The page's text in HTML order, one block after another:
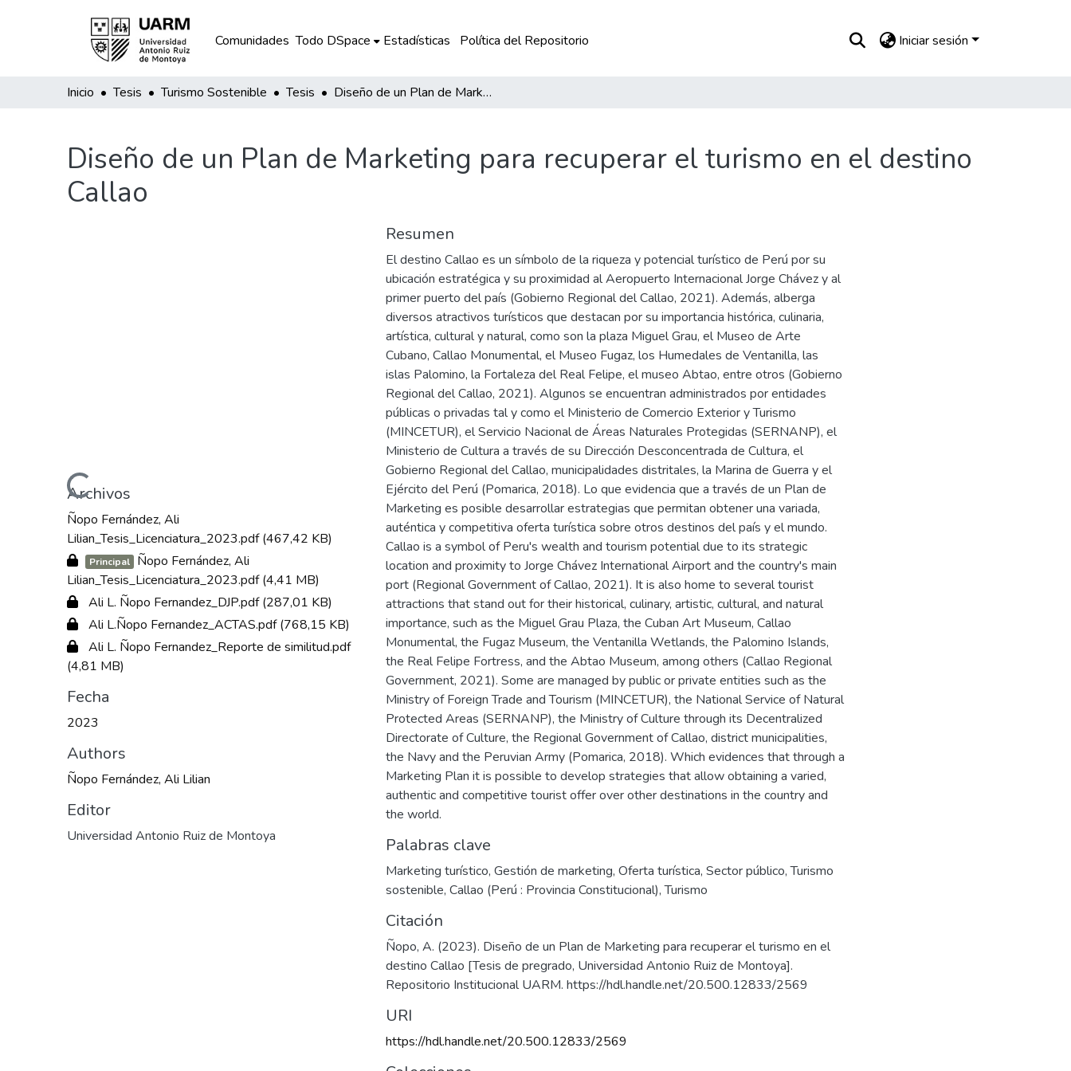
Comunidades Todo DSpace Estadísticas Política del Repositorio Iniciar sesión
Inicio Tesis Turismo Sostenible Tesis Diseño de un Plan de Marketing para recuperar el turismo en el destino Callao
Diseño de un Plan de Marketing para recuperar el turismo en el destino
Callao
Cargando...
Archivos
Ñopo Fernández, Ali
Lilian_Tesis_Licenciatura_2023.pdf(467,42 KB)
Principal Ñopo Fernández, Ali
Lilian_Tesis_Licenciatura_2023.pdf(4,41 MB)
Ali L. Ñopo Fernandez_DJP.pdf(287,01 KB)
Ali L.Ñopo Fernandez_ACTAS.pdf(768,15 KB)
Ali L. Ñopo Fernandez_Reporte de similitud.pdf
(4,81 MB)
Fecha
2023
Authors
Ñopo Fernández, Ali Lilian
Editor
Universidad Antonio Ruiz de Montoya
Resumen
El destino Callao es un símbolo de la riqueza y potencial turístico de Perú por su
ubicación estratégica y su proximidad al Aeropuerto Internacional Jorge Chávez y al
primer puerto del país (Gobierno Regional del Callao, 2021). Además, alberga
diversos atractivos turísticos que destacan por su importancia histórica, culinaria,
artística, cultural y natural, como son la plaza Miguel Grau, el Museo de Arte
Cubano, Callao Monumental, el Museo Fugaz, los Humedales de Ventanilla, las
islas Palomino, la Fortaleza del Real Felipe, el museo Abtao, entre otros (Gobierno
Regional del Callao, 2021). Algunos se encuentran administrados por entidades
públicas o privadas tal y como el Ministerio de Comercio Exterior y Turismo
(MINCETUR), el Servicio Nacional de Áreas Naturales Protegidas (SERNANP), el
Ministerio de Cultura a través de su Dirección Desconcentrada de Cultura, el
Gobierno Regional del Callao, municipalidades distritales, la Marina de Guerra y el
Ejército del Perú (Pomarica, 2018). Lo que evidencia que a través de un Plan de
Marketing es posible desarrollar estrategias que permitan obtener una variada,
auténtica y competitiva oferta turística sobre otros destinos del país y el mundo.
Callao is a symbol of Peru's wealth and tourism potential due to its strategic
location and proximity to Jorge Chávez International Airport and the country's main
port (Regional Government of Callao, 2021). It is also home to several tourist
attractions that stand out for their historical, culinary, artistic, cultural, and natural
importance, such as the Miguel Grau Plaza, the Cuban Art Museum, Callao
Monumental, the Fugaz Museum, the Ventanilla Wetlands, the Palomino Islands,
the Real Felipe Fortress, and the Abtao Museum, among others (Callao Regional
Government, 2021). Some are managed by public or private entities such as the
Ministry of Foreign Trade and Tourism (MINCETUR), the National Service of Natural
Protected Areas (SERNANP), the Ministry of Culture through its Decentralized
Directorate of Culture, the Regional Government of Callao, district municipalities,
the Navy and the Peruvian Army (Pomarica, 2018). Which evidences that through a
Marketing Plan it is possible to develop strategies that allow obtaining a varied,
authentic and competitive tourist offer over other destinations in the country and
the world.
Palabras clave
Marketing turístico, Gestión de marketing, Oferta turística, Sector público,Turismo
sostenible, Callao (Perú : Provincia Constitucional),Turismo
Citación
Ñopo, A. (2023). Diseño de un Plan de Marketing para recuperar el turismo en el
destino Callao [Tesis de pregrado, Universidad Antonio Ruiz de Montoya].
Repositorio Institucional UARM. https://hdl.handle.net/20.500.12833/2569
URI
https://hdl.handle.net/20.500.12833/2569